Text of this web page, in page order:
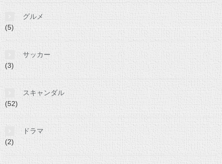
グルメ
(5)
サッカー
(3)
スキャンダル
(52)
ドラマ
(2)